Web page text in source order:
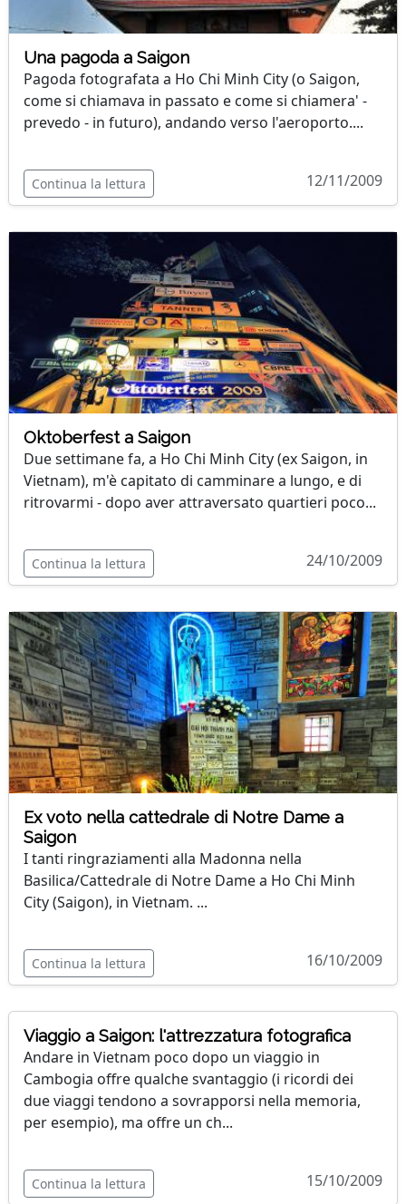
Una pagoda a Saigon
Pagoda fotografata a Ho Chi Minh City (o Saigon,
come si chiamava in passato e come si chiamera' -
prevedo - in futuro), andando verso l'aeroporto....
Continua la lettura 12/11/2009
Oktoberfest a Saigon
Due settimane fa, a Ho Chi Minh City (ex Saigon, in
Vietnam), m'è capitato di camminare a lungo, e di
ritrovarmi - dopo aver attraversato quartieri poco...
Continua la lettura 24/10/2009
Ex voto nella cattedrale di Notre Dame a
Saigon
I tanti ringraziamenti alla Madonna nella
Basilica/Cattedrale di Notre Dame a Ho Chi Minh
City (Saigon), in Vietnam. ...
Continua la lettura 16/10/2009
Viaggio a Saigon: l'attrezzatura fotografica
Andare in Vietnam poco dopo un viaggio in
Cambogia offre qualche svantaggio (i ricordi dei
due viaggi tendono a sovrapporsi nella memoria,
per esempio), ma offre un ch...
Continua la lettura 15/10/2009